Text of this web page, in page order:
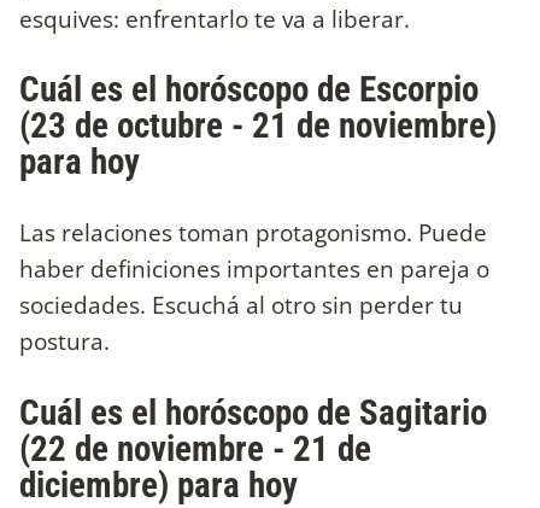
esquives: enfrentarlo te va a liberar.
Cuál es el horóscopo de Escorpio
(23 de octubre - 21 de noviembre)
para hoy
Las relaciones toman protagonismo. Puede
haber definiciones importantes en pareja o
sociedades. Escuchá al otro sin perder tu
postura.
Cuál es el horóscopo de Sagitario
(22 de noviembre - 21 de
diciembre) para hoy